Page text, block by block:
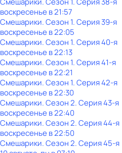
воскресенье в21:57
Смешарики. Сезон 1. Серия 39-я
воскресенье в22:05
Смешарики. Сезон 1. Серия 40-я
воскресенье в22:13
Смешарики. Сезон 1. Серия 41-я
воскресенье в22:21
Смешарики. Сезон 1. Серия 42-я
воскресенье в22:30
Смешарики. Сезон 2. Серия 43-я
воскресенье в22:40
Смешарики. Сезон 2. Серия 44-я
воскресенье в22:50
Смешарики. Сезон 2. Серия 45-я